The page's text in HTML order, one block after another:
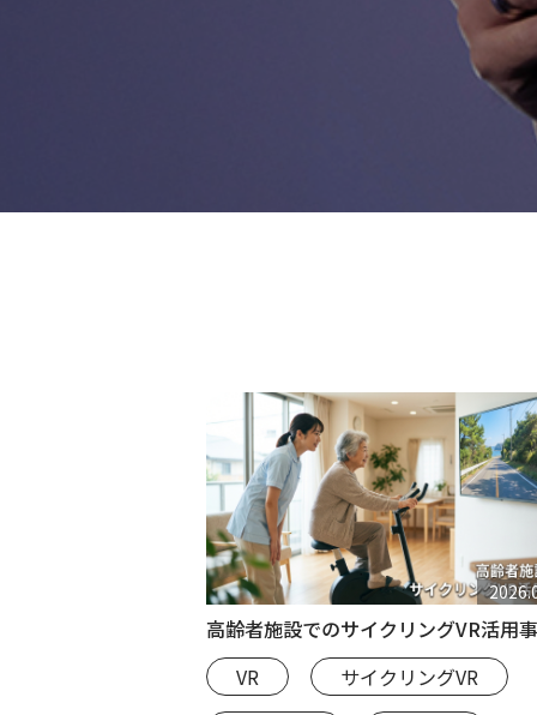
高齢者施設でのサイクリングVR活用
VR
サイクリングVR